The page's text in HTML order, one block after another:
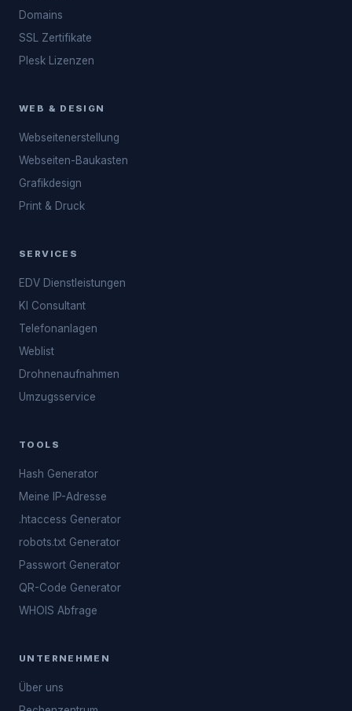
Domains
SSL Zertifikate
Plesk Lizenzen
WEB & DESIGN
Webseitenerstellung
Webseiten-Baukasten
Grafikdesign
Print & Druck
SERVICES
EDV Dienstleistungen
KI Consultant
Telefonanlagen
Weblist
Drohnenaufnahmen
Umzugsservice
TOOLS
Hash Generator
Meine IP-Adresse
.htaccess Generator
robots.txt Generator
Passwort Generator
QR-Code Generator
WHOIS Abfrage
UNTERNEHMEN
Über uns